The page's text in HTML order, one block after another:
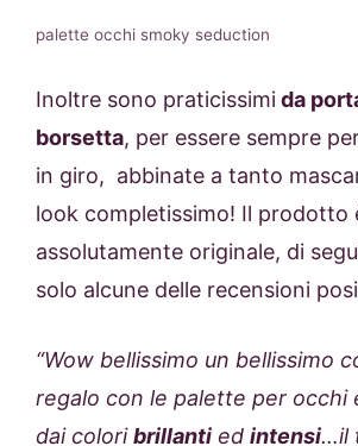
palette occhi smoky seduction
Inoltre sono praticissimida
borsetta, per essere sempre
in giro, abbinate a tanto
look completissimo! Il prodotto
assolutamente originale, di
solo alcune delle recensioni
“Wow bellissimo un bellissimo
regalo con le palette per occhi
dai coloribrillanti ed intensi…il